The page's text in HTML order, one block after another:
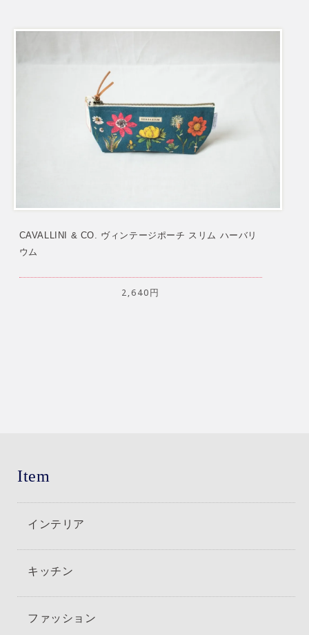
CAVALLINI & CO. ヴィンテージポーチ スリム ハーバリ
ウム
2,640円
Item
インテリア
キッチン
ファッション